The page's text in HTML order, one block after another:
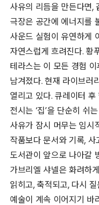
사유의 리듬을 만든다면
극장은 공간에 에너지를
사운드 실험이 유연하게
자연스럽게 흐려진다. 황
테라스는 이 모든 경험
남겨졌다. 현재 라이브러
열리고 있다. 큐레이터
전시는 ‘집’을 단순히 쉬
사유가 잠시 머무는 임시
작품보다 문서와 기록,
도서관이 앞으로 나아갈
가브리엘 샤넬은 화려하
읽히고, 축적되고, 다시
예술이 계속 이어지기 바